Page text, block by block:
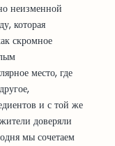
неизменной
которая
скромное
место, где
и с той же
доверяли
мы сочетаем